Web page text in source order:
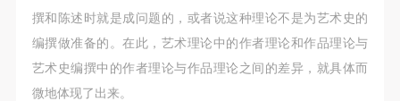
撰和陈述时就是成问题的，或者说这种理论不是为艺术史的
编撰做准备的。在此，艺术理论中的作者理论和作品理论与
艺术史编撰中的作者理论与作品理论之间的差异，就具体而
微地体现了出来。
身不承担任何法律责任和经济责任。参加本次活动者
的人身安全不负有民事及相关连带责任。
第五条
参加活动者在此次活动期间应主动遵守美术馆活动秩
身不承担任何法律责任和经济责任。参加本次活动者
的人身安全不负有民事及相关连带责任。
第五条
参加活动者在此次活动期间应主动遵守美术馆活动秩
身不承担任何法律责任和经济责任。参加本次活动者
的人身安全不负有民事及相关连带责任。
第五条
参加活动者在此次活动期间应主动遵守美术馆活动秩